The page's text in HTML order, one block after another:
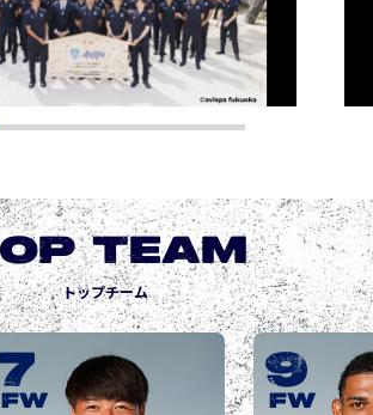
TEAM
トップチーム
FW
城後 寿
JOGO Hisashi
10
FW